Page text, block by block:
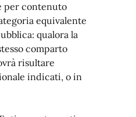
per contenuto
equivalente
qualora la
comparto
risultare
indicati, o in